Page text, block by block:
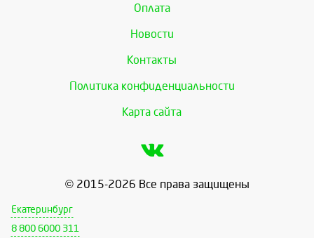
Оплата
Новости
Контакты
Политика конфиденциальности
Карта сайта
© 2015-2026 Все права защищены
Екатеринбург
8 800 6000 311